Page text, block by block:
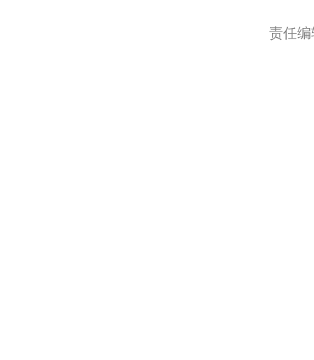
责任